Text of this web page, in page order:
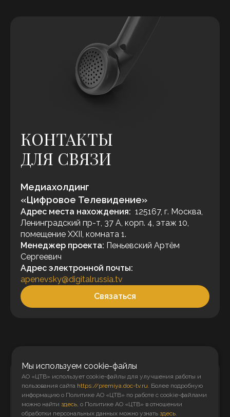
КОНТАКТЫ
ДЛЯ СВЯЗИ
Медиахолдинг
«Цифровое Телевидение»
Адрес места нахождения: 125167, г. Москва,
Ленинградский пр-т, 37 А, корп. 4, этаж 10,
помещение XXII, комната 1.
Менеджер проекта: Пеньевский Артём
Сергеевич
Адрес электронной почты:
apenevsky@digitalrussia.tv
Связаться
Голосовать
Мы используем cookie-файлы
АО «ЦТВ» использует cookie-файлы для улучшения работы и
пользования сайта https://premiya.doc-tv.ru. Более подробную
информацию о Политике АО «ЦТВ» по работе с cookie-файлами
можно найтиздесь, о Политике АО «ЦТВ» в отношении
обработки персональных данных можно узнатьздесь.